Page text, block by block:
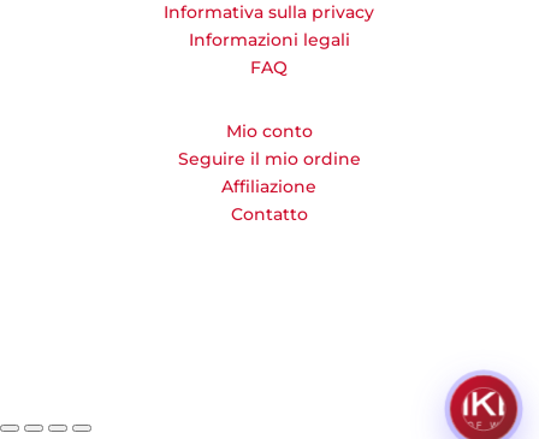
Informativa sulla privacy
Informazioni legali
FAQ
Mio conto
Seguire il mio ordine
Affiliazione
Contatto